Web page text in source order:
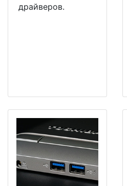
драйверов.